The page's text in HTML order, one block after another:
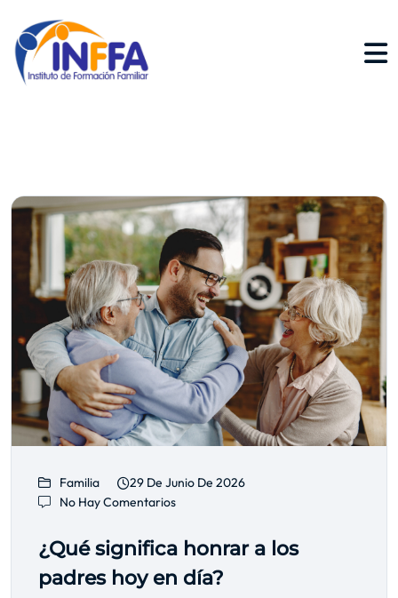
Familia
29 De Junio De 2026
No Hay Comentarios
¿Qué significa honrar a los
padres hoy en día?